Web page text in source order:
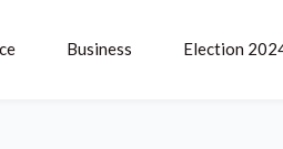
Business Election